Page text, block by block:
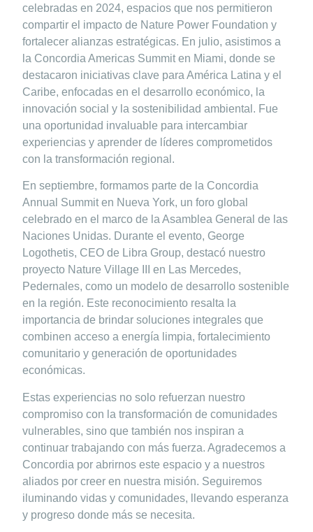
celebradas en 2024, espacios que nos permitieron
compartir el impacto de Nature Power Foundation y
fortalecer alianzas estratégicas. En julio, asistimos a
la Concordia Americas Summit en Miami, donde se
destacaron iniciativas clave para América Latina y el
Caribe, enfocadas en el desarrollo económico, la
innovación social y la sostenibilidad ambiental. Fue
una oportunidad invaluable para intercambiar
experiencias y aprender de líderes comprometidos
con la transformación regional.
En septiembre, formamos parte de la Concordia
Annual Summit en Nueva York, un foro global
celebrado en el marco de la Asamblea General de las
Naciones Unidas. Durante el evento, George
Logothetis, CEO de Libra Group, destacó nuestro
proyecto Nature Village III
en Las Mercedes,
Pedernales, como un modelo de desarrollo sostenible
en la región. Este reconocimiento resalta la
importancia de brindar soluciones integrales que
combinen acceso a energía limpia, fortalecimiento
comunitario y generación de oportunidades
económicas.
Estas experiencias no solo refuerzan nuestro
compromiso con la transformación de comunidades
vulnerables, sino que también nos inspiran a
continuar trabajando con más fuerza. Agradecemos a
Concordia por abrirnos este espacio y a nuestros
aliados por creer en nuestra misión. Seguiremos
iluminando vidas y comunidades, llevando esperanza
y progreso donde más se necesita.